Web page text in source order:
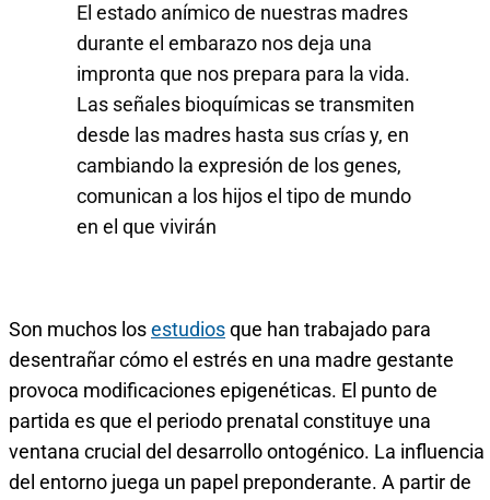
El estado anímico de nuestras madres
durante el embarazo nos deja una
impronta que nos prepara para la vida.
Las señales bioquímicas se transmiten
desde las madres hasta sus crías y, en
cambiando la expresión de los genes,
comunican a los hijos el tipo de mundo
en el que vivirán
Son muchos losestudiosque han trabajado para
desentrañar cómo el estrés en una madre gestante
provoca modificaciones epigenéticas. El punto de
partida es que el periodo prenatal constituye una
ventana crucial del desarrollo ontogénico. La influencia
del entorno juega un papel preponderante. A partir de